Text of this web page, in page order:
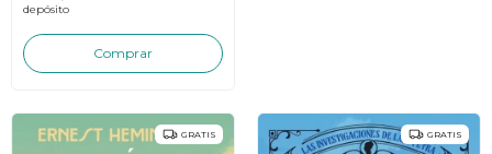
depósito
GRATIS GRATIS